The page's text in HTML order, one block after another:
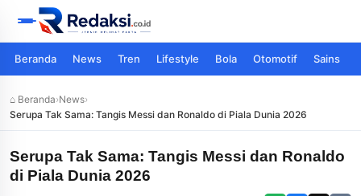
Beranda News Tren Lifestyle Bola Otomotif Sains
⌂ Beranda›News›
Serupa Tak Sama: Tangis Messi dan Ronaldo di Piala Dunia 2026
Serupa Tak Sama: Tangis Messi dan Ronaldo
di Piala Dunia 2026